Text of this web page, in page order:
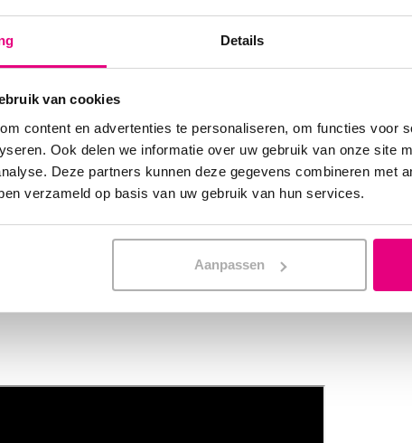
Details
van cookies
content en advertenties te personaliseren, om functies voor
Ook delen we informatie over uw gebruik van onze site
Deze partners kunnen deze gegevens combineren met
verzameld op basis van uw gebruik van hun services.
Aanpassen
6 weken verbetering.
een totaaloplossing.